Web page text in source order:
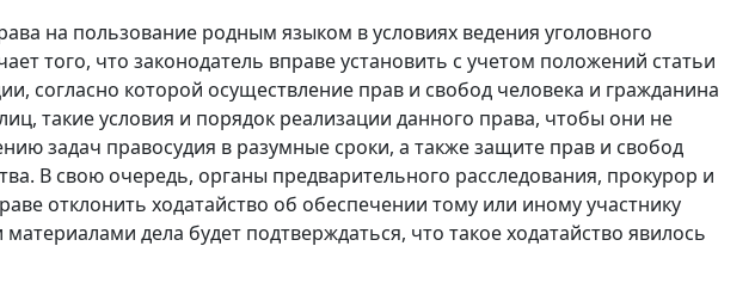
на пользование родным языком в условиях ведения уголовного
того, что законодатель вправе установить с учетом положений статьи
согласно которой осуществление прав и свобод человека и гражданина
такие условия и порядок реализации данного права, чтобы они не
задач правосудия в разумные сроки, а также защите прав и свобод
В свою очередь, органы предварительного расследования, прокурор и
отклонить ходатайство об обеспечении тому или иному участнику
дела будет подтверждаться, что такое ходатайство явилось